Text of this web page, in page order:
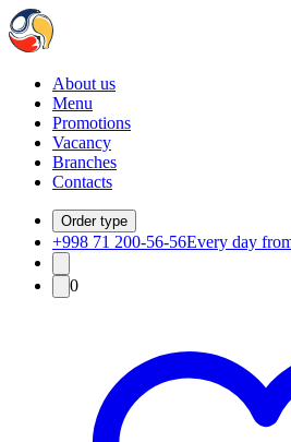
About us
Menu
Promotions
Vacancy
Branches
Contacts
Order type
+998 71 200-56-56Every day
0